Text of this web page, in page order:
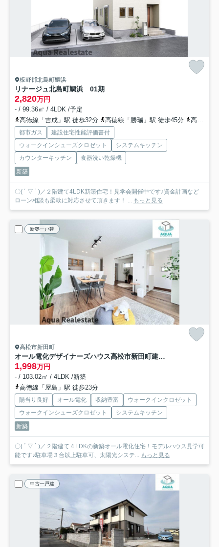
板野郡北島町鯛浜
リナージュ北島町鯛浜 01期
2,820万円
- / 99.36㎡ / 4LDK /予定
高徳線「吉成」駅 徒歩32分
高徳線「勝瑞」駅 徒歩45分 高徳線「佐古」駅 徒歩63分
都市ガス
建設住宅性能評価書付
ウォークインシューズクロゼット
システムキッチン
カウンターキッチン
食器洗い乾燥機
新築
〇( ´ ▽ ` )／２階建て4LDK新築住宅！見学会開催中です♪資金計画など
ローン相談も柔軟に対応させて頂きます！ ... もっと見る
新築一戸建
高松市新田町
オール電化デザイナーズハウス高松市新田町建売⑥
1,998万円
- / 103.02㎡ / 4LDK /新築
高徳線「屋島」駅 徒歩23分
陽当り良好 オール電化 収納豊富
ウォークインクロゼット
ウォークインシューズクロゼット
システムキッチン
新築
〇( ´ ▽ ` )／２階建て４LDKの新築オール電化住宅！モデルハウス見学可
能です♪駐車場３台以上駐車可、太陽光システ... もっと見る
中古一戸建